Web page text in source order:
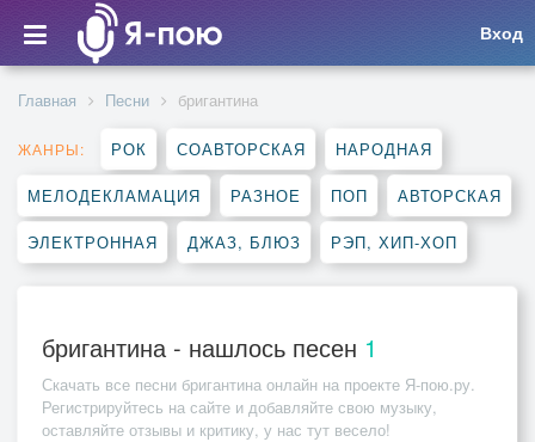
Вход
Главная Песни бригантина
ЖАНРЫ: РОК СОАВТОРСКАЯ НАРОДНАЯ
МЕЛОДЕКЛАМАЦИЯ РАЗНОЕ ПОП АВТОРСКАЯ
ЭЛЕКТРОННАЯ ДЖАЗ, БЛЮЗ РЭП, ХИП-ХОП
бригантина - нашлось песен 1
Скачать все песни бригантина онлайн на проекте Я-пою.ру.
Регистрируйтесь на сайте и добавляйте свою музыку,
оставляйте отзывы и критику, у нас тут весело!